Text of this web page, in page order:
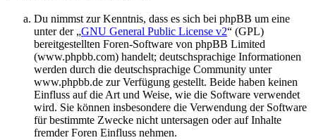
Du nimmst zur Kenntnis, dass es sich bei phpBB um eine
unter der „GNU General Public License v2“ (GPL)
bereitgestellten Foren-Software von phpBB Limited
(www.phpbb.com) handelt; deutschsprachige Informationen
werden durch die deutschsprachige Community unter
www.phpbb.de zur Verfügung gestellt. Beide haben keinen
Einfluss auf die Art und Weise, wie die Software verwendet
wird. Sie können insbesondere die Verwendung der Software
für bestimmte Zwecke nicht untersagen oder auf Inhalte
fremder Foren Einfluss nehmen.